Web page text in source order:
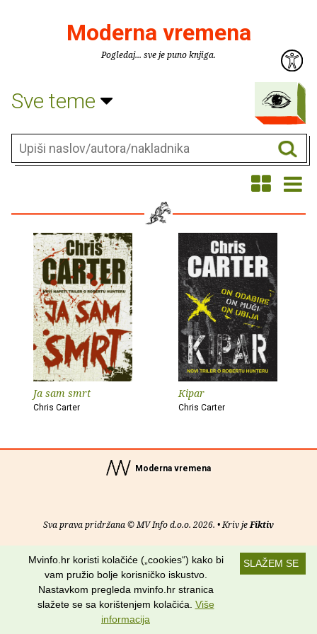
Moderna vremena
Pogledaj... sve je puno knjiga.
Sve teme
Ja sam smrt
Chris Carter
Kipar
Chris Carter
Moderna vremena
Sva prava pridržana © MV Info d.o.o. 2026. • Kriv jeFiktiv
RSS kanali
Potraži nas na:
SLAŽEM SE
Mvinfo.hr koristi kolačiće („cookies“) kako bi
vam pružio bolje korisničko iskustvo.
Nastavkom pregleda mvinfo.hr stranica
slažete se sa korištenjem kolačića. Više
informacija